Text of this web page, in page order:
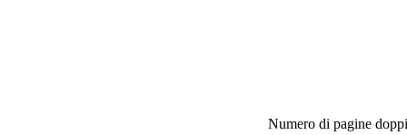
Numero di pagine